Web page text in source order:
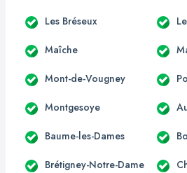
Les Bréseux
Maîche
Mont-de-Vougney
Montgesoye
Baume-les-Dames
Brétigney-Notre-Dame